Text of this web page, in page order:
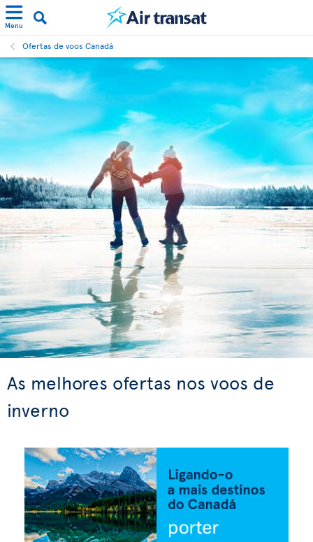
Menu
Ofertas de voos Canadá
As melhores ofertas nos voos de
inverno